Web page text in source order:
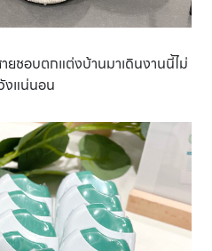
ยชอบตกแต่งบ้านมาเดินงานนี้ไม่
งแน่นอน